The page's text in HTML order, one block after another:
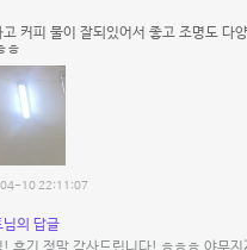
고 커피 물이 잘되있어서 좋고 조명도 다
ㅎ
10 22:11:07
님의 답글